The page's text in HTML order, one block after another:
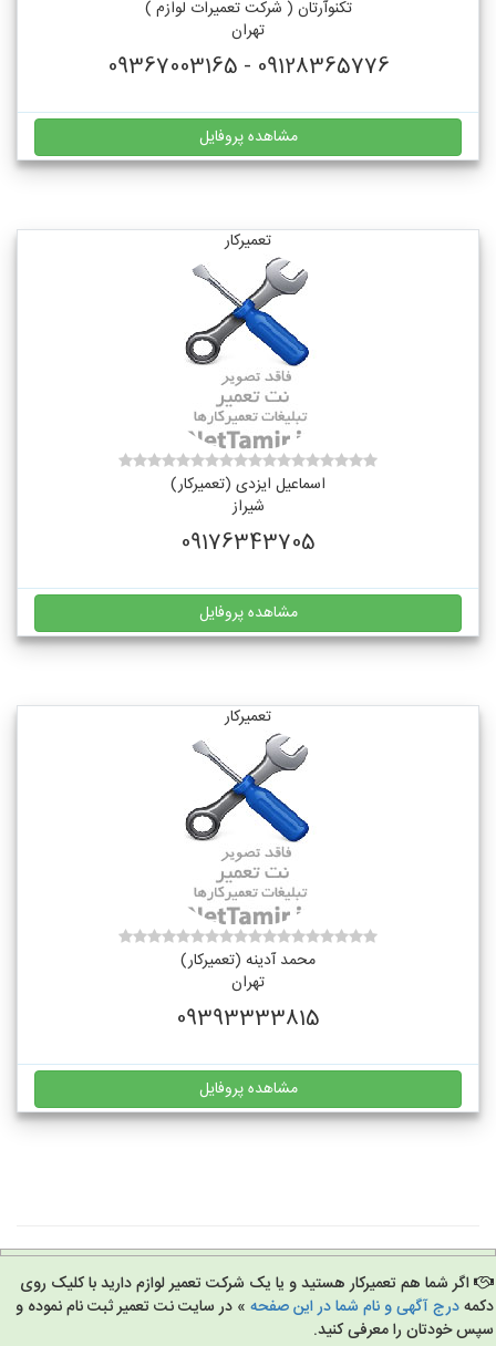
تکنوآرتان ( شرکت تعمیرات لوازم )
تهران
09128365776 - 09367003165
مشاهده پروفایل
تعمیرکار
اسماعیل ایزدی (تعمیرکار)
شیراز
09176343705
مشاهده پروفایل
تعمیرکار
محمد آدینه (تعمیرکار)
تهران
09393333815
مشاهده پروفایل
اگر شما هم تعمیرکار هستید و یا یک شرکت تعمیر لوازم دارید با کلیک روی
درج آگهی و نام شما در این صفحه» در سایت نت تعمیر ثبت نام نموده و
خودتان را معرفی کنید.